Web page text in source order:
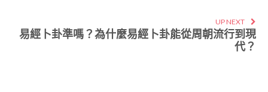
UP NEXT
易經卜卦準嗎？為什麼易經卜卦能從周朝流行到現
代？